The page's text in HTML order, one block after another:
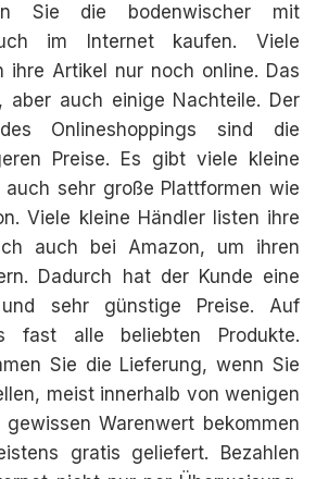
Sie die bodenwischer mit
im Internet kaufen. Viele
ihre Artikel nur noch online. Das
aber auch einige Nachteile. Der
Onlineshoppings sind die
Preise. Es gibt viele kleine
auch sehr große Plattformen wie
Viele kleine Händler listen ihre
auch bei Amazon, um ihren
Dadurch hat der Kunde eine
sehr günstige Preise. Auf
fast alle beliebten Produkte.
Sie die Lieferung, wenn Sie
meist innerhalb von wenigen
Warenwert bekommen
gratis geliefert. Bezahlen